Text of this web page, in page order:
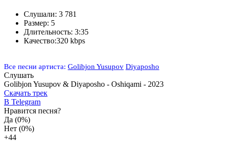
Слушали: 3 781
Размер: 5
Длительность: 3:35
Качество:320 kbps
Все песни артиста: Golibjon Yusupov Diyaposho
Слушать
Golibjon Yusupov & Diyaposho - Oshiqami - 2023
Скачать трек
В Telegram
Нравится песня?
Да (0%)
Нет (0%)
+44